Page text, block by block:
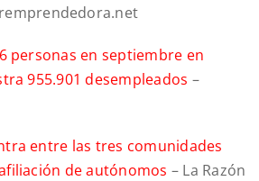
personas en septiembre en
955.901 desempleados –
entre las tres comunidades
de autónomos – La Razón